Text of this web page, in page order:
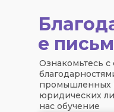
е
Ознакомьтесь с
промышленных
юридических
нас обучение